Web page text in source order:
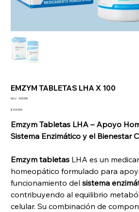
EMZYM TABLETAS LHA X 100
SKU: SKU
345335
Precio
$ 104.500
Emzym Tabletas LHA – Apoyo
Sistema Enzimático y el Bienestar
Emzym tabletas LHA es un
homeopático formulado para
funcionamiento delsistema
contribuyendo al equilibrio
celular. Su combinación de